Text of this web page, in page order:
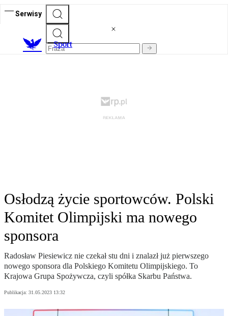
Serwisy
Sport
Osłodzą życie sportowców. Polski
Komitet Olimpijski ma nowego
sponsora
Radosław Piesiewicz nie czekał stu dni i znalazł już pierwszego
nowego sponsora dla Polskiego Komitetu Olimpijskiego. To
Krajowa Grupa Spożywcza, czyli spółka Skarbu Państwa.
Publikacja: 31.05.2023 13:32